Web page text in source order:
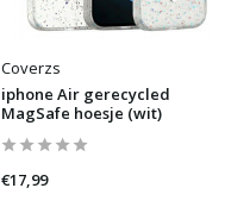
Coverzs
iphone Air gerecycled
MagSafe hoesje (wit)
€17,99